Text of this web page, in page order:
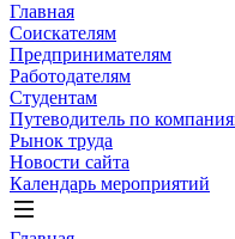
Главная
Соискателям
Предпринимателям
Работодателям
Студентам
Путеводитель по
Рынок труда
Новости сайта
Календарь мероприятий